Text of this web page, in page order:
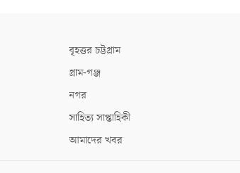
বৃহত্তর চট্টগ্রাম
গ্রাম-গঞ্জ
নগর
সাহিত্য সাপ্তাহিকী
আমাদের খবর